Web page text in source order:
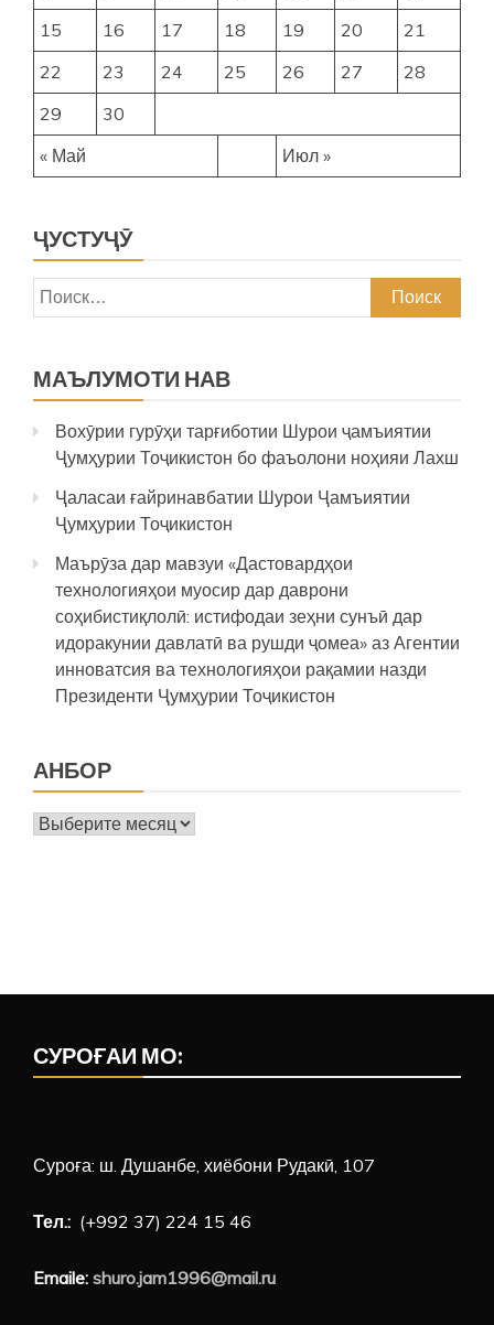
« Май Июл »
15
16 17 18 19 20
21
22
23 24 25 26 27
28
29
30
ҶУСТУҶӮ
Найти:
МАЪЛУМОТИ НАВ
Вохӯрии гурӯҳи тарғиботии Шурои ҷамъиятии
Ҷумҳурии Тоҷикистон бо фаъолони ноҳияи Лахш
Ҷаласаи ғайринавбатии Шурои Ҷамъиятии
Ҷумҳурии Тоҷикистон
Маърӯза дар мавзуи «Дастовардҳои
технологияҳои муосир дар даврони
соҳибистиқлолӣ: истифодаи зеҳни сунъӣ дар
идоракунии давлатӣ ва рушди ҷомеа» аз Агентии
инноватсия ва технологияҳои рақамии назди
Президенти Ҷумҳурии Тоҷикистон
АНБОР
Анбор
СУРОҒАИ МО:
Суроға: ш. Душанбе, хиёбони Рудакӣ, 107
Тел.: (+992 37) 224 15 46
Emaile: shuro.jam1996@mail.ru